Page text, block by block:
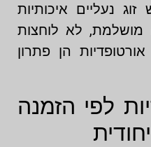
נעליים איכותיות
מושלמת, לא לוחצות
הן פתרון
לפי הזמנה